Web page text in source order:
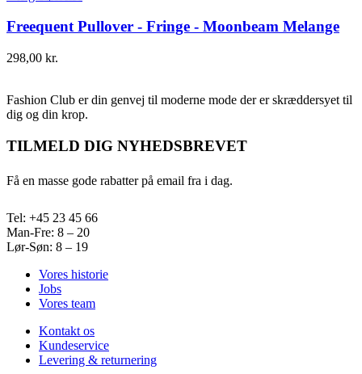
Freequent Pullover - Fringe - Moonbeam Melange
298,00 kr.
Fashion Club er din genvej til moderne mode der er skræddersyet til
dig og din krop.
TILMELD DIG NYHEDSBREVET
Få en masse gode rabatter på email fra i dag.
Tel: +45 23 45 66
Man-Fre: 8 – 20
Lør-Søn: 8 – 19
Vores historie
Jobs
Vores team
Kontakt os
Kundeservice
Levering & returnering